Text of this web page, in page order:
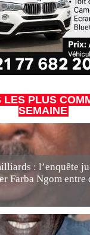
LES PLUS
SEMAINE
: l’enquête
Farba Ngom entre